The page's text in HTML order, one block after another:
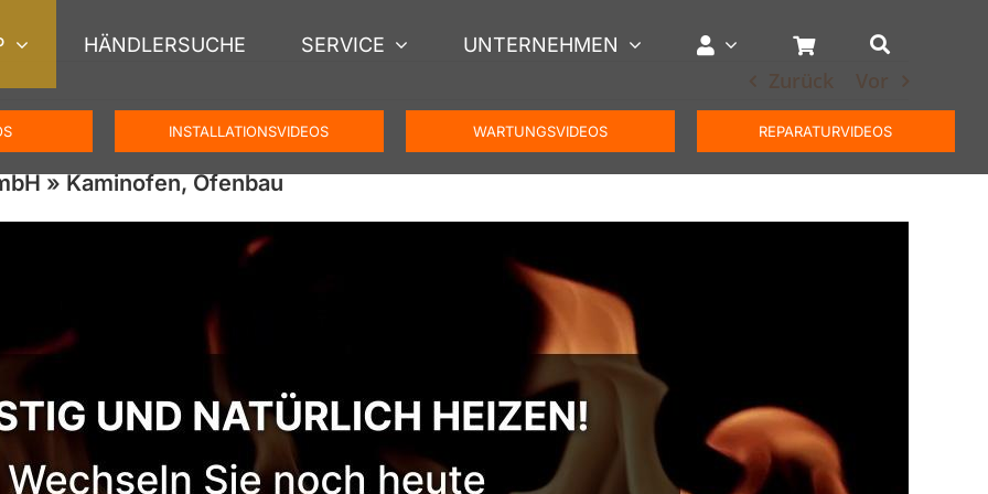
HÄNDLERSUCHE SERVICE UNTERNEHMEN
INSTALLATIONSVIDEOS WARTUNGSVIDEOS REPARATURVIDEOS
Zurück Vor
» Kaminofen, Ofenbau